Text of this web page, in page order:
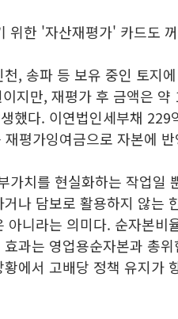
위한 '자산재평가' 카드도
, 송파 등 보유 중인 토지
지만, 재평가 후 금액은
했다. 이연법인세부채
평가잉여금으로 자본에
가치를 현실화하는 작업일
나 담보로 활용하지 않는
아니라는 의미다. 순자본비
과는 영업용순자본과 총
에서 고배당 정책 유지가